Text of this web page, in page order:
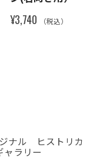
¥3,740 （税込）
ナル ヒストリカ
ャラリー